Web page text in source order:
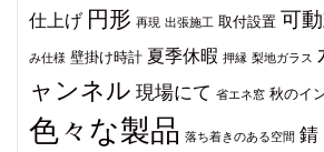
仕上げ 円形 再現 出張施工 取付設置 可
み仕様 壁掛け時計 夏季休暇 押縁 梨地ガラス
ャンネル 現場にて 省エネ窓 秋のイ
色々な製品 落ち着きのある空間 錆